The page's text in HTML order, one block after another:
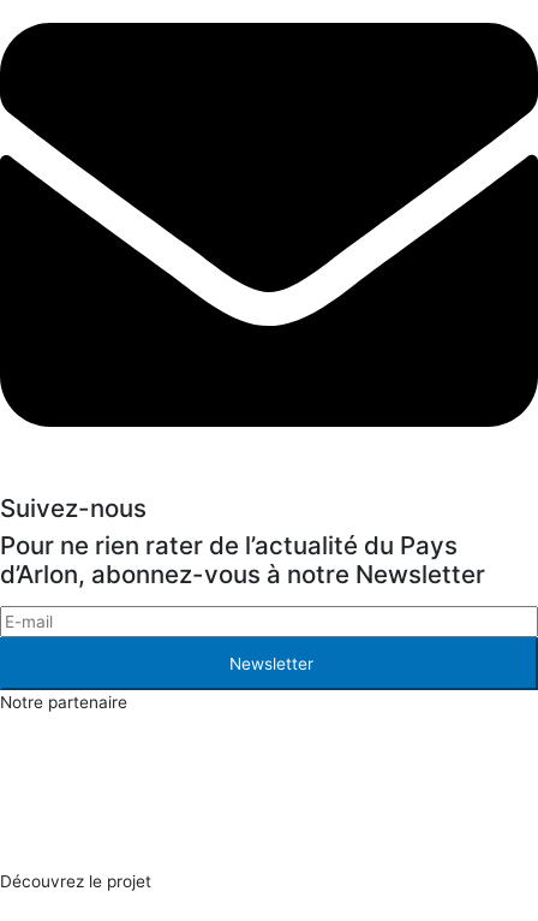
Suivez-nous
Pour ne rien rater de l’actualité du Pays
d’Arlon, abonnez-vous à notre Newsletter
Newsletter
Notre partenaire
Découvrez le projet